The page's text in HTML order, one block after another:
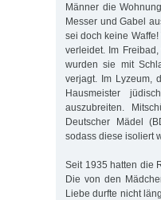
Männer die
Messer und Gabel
sei doch keine
verleidet. Im
wurden sie mit
verjagt. Im Lyzeum,
Hausmeister
auszubreiten.
Deutscher Mädel
sodass diese isoliert
Seit 1935 hatten die
Die von den
Liebe durfte nicht